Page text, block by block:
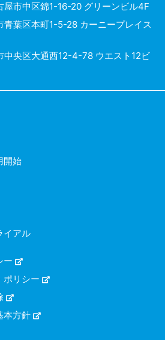
屋市中区錦1-16-20 グリーンビル4F
青葉区本町1-5-28 カーニープレイス
中央区大通西12-4-78 ウエスト12ビ
開始
イアル
ー
ポリシー
本方針